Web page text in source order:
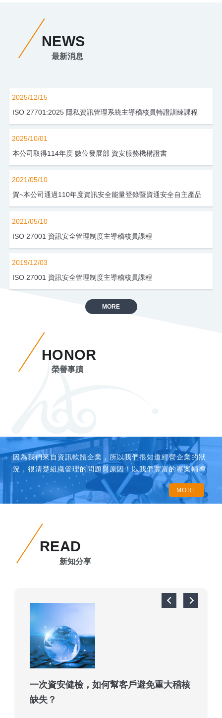
NEWS
最新消息
2025/12/15
ISO 27701:2025 隱私資訊管理系統主導稽核員轉證訓練課程
2025/10/01
本公司取得114年度 數位發展部 資安服務機構證書
2021/05/10
賀~本公司通過110年度資訊安全能量登錄暨資通安全自主產品
2021/05/10
ISO 27001 資訊安全管理制度主導稽核員課程
2019/12/03
ISO 27001 資訊安全管理制度主導稽核員課程
MORE
HONOR
榮譽事蹟
因為我們來自資訊軟體企業，所以我們很知道經營企業的狀
況，很清楚組織管理的問題與原因！以我們豐富的專案輔導
經驗，透過深入訪談、 現場診斷、教育訓練、制度建立，徹
底改善經營管理問題，所以我們很有信心完成客戶所託付的
任務。我們以輔導服務的創新領導者提供企業優質輔導服
命。。 因為我們來自資訊軟體企業，所以我們很知道經營企
業的狀況，很清楚組織管理的問題與原因！以我們豐富的專
案輔導經驗，透過深入訪談、 現場診斷、教育訓練、制度建
立，徹底改善經營管理問題，所以我們很有信心完成客戶所
MORE
READ
新知分享
一次資安健檢，如何幫客戶避免重大稽核
缺失？